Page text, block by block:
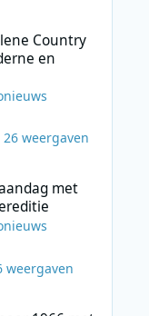
Country
en
26 weergaven
met
weergaven
zeezenders, Top